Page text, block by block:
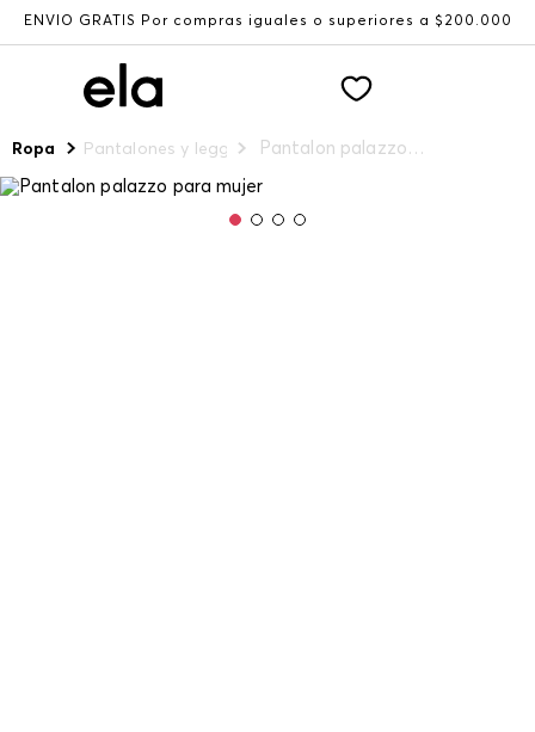
ENVÍO GRATIS Por compras iguales o superiores a $200.000
Ropa Pantalones y leggings Pantalon palazzo para mujer